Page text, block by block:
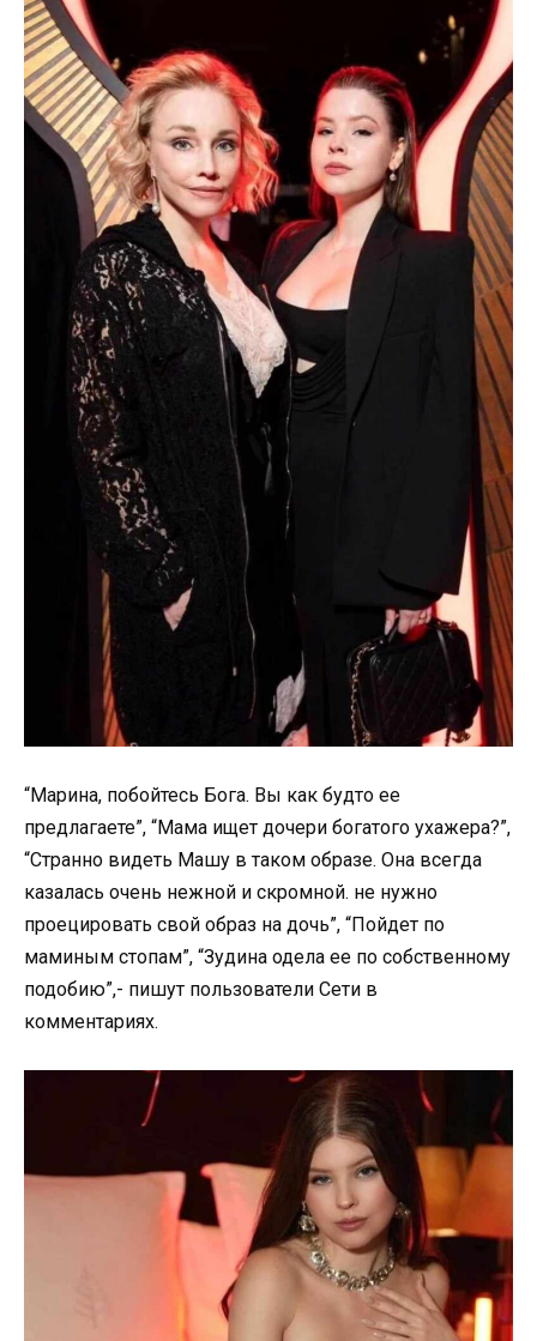
“Марина, побойтесь Бога. Вы как будто ее
предлагаете”, “Мама ищет дочери богатого ухажера?”,
“Странно видеть Машу в таком образе. Она всегда
казалась очень нежной и скромной. не нужно
проецировать свой образ на дочь”, “Пойдет по
маминым стопам”, “Зудина одела ее по собственному
подобию”,- пишут пользователи Сети в
комментариях.